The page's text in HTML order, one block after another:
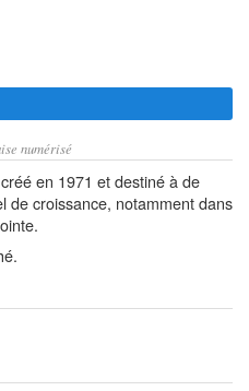
numérisé
en 1971 et destiné à de
de croissance, notamment dans